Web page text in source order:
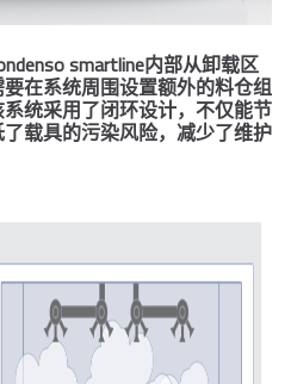
smartline内部从卸载区
在系统周围设置额外的料仓组
统采用了闭环设计，不仅能节
载具的污染风险，减少了维护